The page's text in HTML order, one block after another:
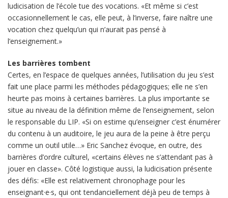
ludicisation de l’école tue des vocations. «Et même si c’est
occasionnellement le cas, elle peut, à l’inverse, faire naître une
vocation chez quelqu’un qui n’aurait pas pensé à
l’enseignement.»
Les barrières tombent
Certes, en l’espace de quelques années, l’utilisation du jeu s’est
fait une place parmi les méthodes pédagogiques; elle ne s’en
heurte pas moins à certaines barrières. La plus importante se
situe au niveau de la définition même de l’enseignement, selon
le responsable du LIP. «Si on estime qu’enseigner c’est énumérer
du contenu à un auditoire, le jeu aura de la peine à être perçu
comme un outil utile…» Eric Sanchez évoque, en outre, des
barrières d’ordre culturel, «certains élèves ne s’attendant pas à
jouer en classe». Côté logistique aussi, la ludicisation présente
des défis: «Elle est relativement chronophage pour les
enseignant·e·s, qui ont tendanciellement déjà peu de temps à